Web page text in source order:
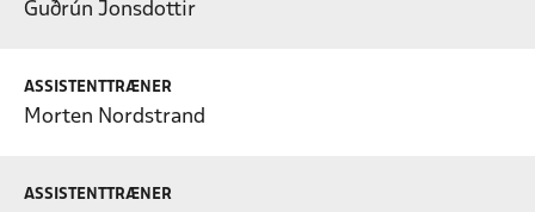
Guðrún Jonsdottir
ASSISTENTTRÆNER
Morten Nordstrand
ASSISTENTTRÆNER